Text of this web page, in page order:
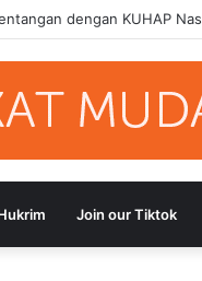
Gratifikasi DPRD NTB,
Join our Tiktok